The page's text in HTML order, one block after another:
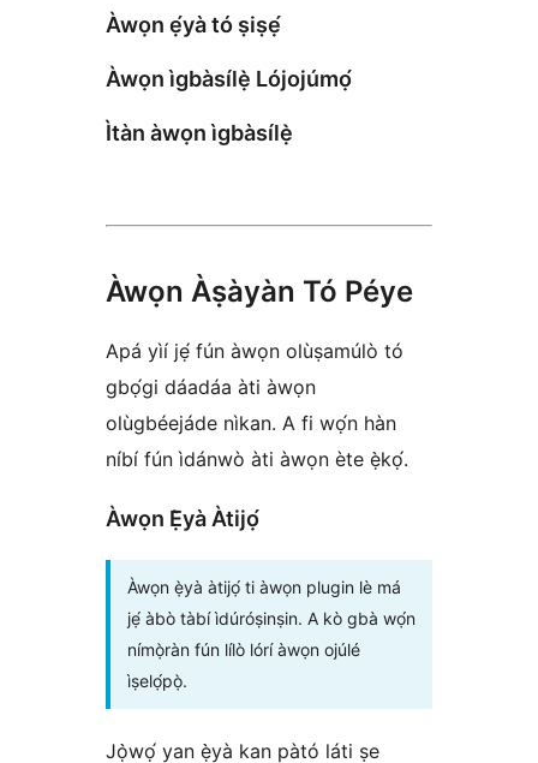
Àwọn ẹ́yà tó ṣiṣẹ́
Àwọn ìgbàsílẹ̀ Lójojúmọ́
Ìtàn àwọn ìgbàsílẹ̀
Àwọn Àṣàyàn Tó Péye
Apá yìí jẹ́ fún àwọn olùṣamúlò tó
gbọ́gi dáadáa àti àwọn
olùgbéejáde nìkan. A fi wọ́n hàn
níbí fún ìdánwò àti àwọn ète ẹ̀kọ́.
Àwọn Ẹ̀yà Àtijọ́
Àwọn ẹ̀yà àtijọ́ ti àwọn plugin lè má
jẹ́ àbò tàbí ìdúróṣinṣin. A kò gbà wọ́n
nímọ̀ràn fún lílò lórí àwọn ojúlé
ìṣelọ́pọ̀.
Jọ̀wọ́ yan ẹ̀yà kan pàtó láti ṣe